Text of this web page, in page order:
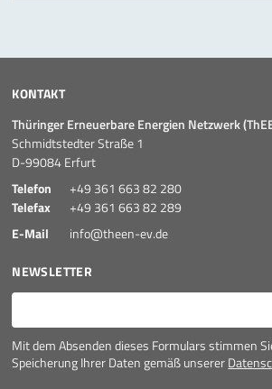
KONTAKT
Thüringer Erneuerbare Energien Netzwerk
Schmidtstedter Straße 1
D-99084 Erfurt
Telefon
+49 361 663 82 280
Telefax
+49 361 663 82 289
E-Mail
info@theen-ev.de
NEWSLETTER
E-Mail*
Mit dem Absenden dieses Formulars stimmen
Speicherung Ihrer Daten gemäß unserer